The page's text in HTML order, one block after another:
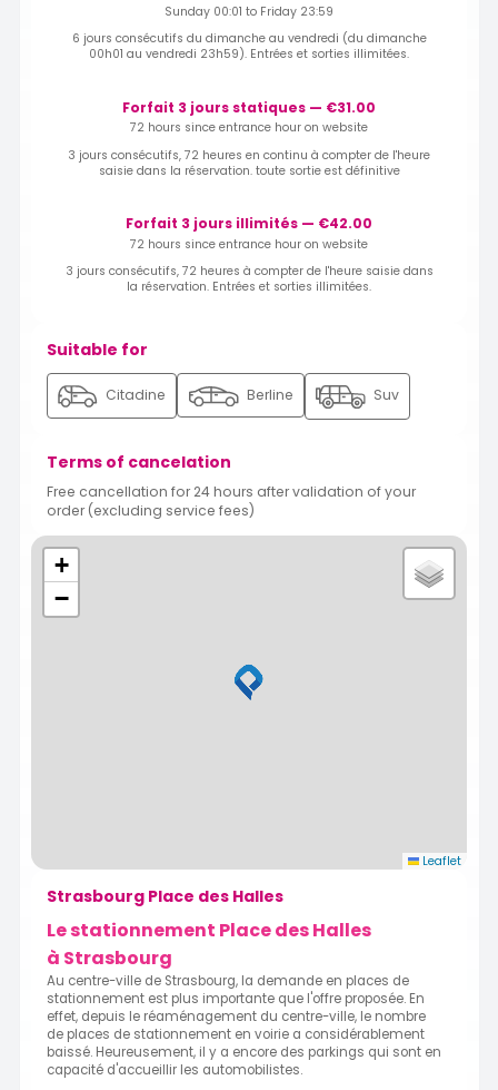
Sunday 00:01 to Friday 23:59
6 jours consécutifs du dimanche au vendredi (du dimanche
00h01 au vendredi 23h59). Entrées et sorties illimitées.
Forfait 3 jours statiques — €31.00
72 hours since entrance hour on website
3 jours consécutifs, 72 heures en continu à compter de l'heure
saisie dans la réservation. toute sortie est définitive
Forfait 3 jours illimités — €42.00
72 hours since entrance hour on website
3 jours consécutifs, 72 heures à compter de l'heure saisie dans
la réservation. Entrées et sorties illimitées.
Suitable for
Citadine Berline Suv
Terms of cancelation
Free cancellation for 24 hours after validation of your
order (excluding service fees)
+
−
Leaflet
Strasbourg Place des Halles
Le stationnement Place des Halles
à Strasbourg
Au centre-ville de Strasbourg, la demande en places de
stationnement est plus importante que l'offre proposée. En
effet, depuis le réaménagement du centre-ville, le nombre
de places de stationnement en voirie a considérablement
baissé. Heureusement, il y a encore des parkings qui sont en
capacité d'accueillir les automobilistes.